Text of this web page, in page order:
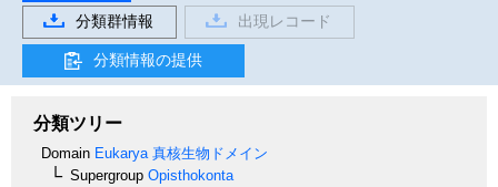
分類群情報
出現レコード
分類情報の提供
分類ツリー
Domain Eukarya 真核生物ドメイン
Supergroup Opisthokonta